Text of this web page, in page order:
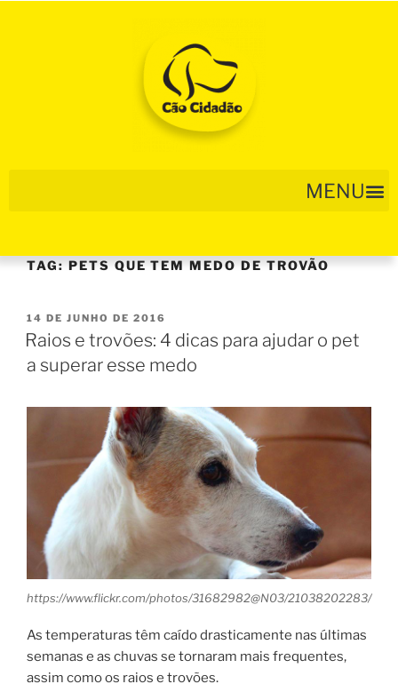
TAG:PETS QUE TEM MEDO DE TROVÃO
14 DE JUNHO DE 2016
Raios e trovões: 4 dicas para ajudar o pet
a superar esse medo
https://www.flickr.com/photos/31682982@N03/21038202283/
As temperaturas têm caído drasticamente nas últimas
semanas e as chuvas se tornaram mais frequentes,
assim como os raios e trovões.